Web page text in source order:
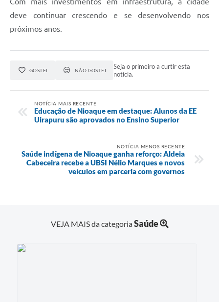
deve continuar crescendo e se desenvolvendo nos
próximos anos.
GOSTEI NÃO GOSTEI
Seja o primeiro a curtir esta
notícia.
NOTÍCIA MAIS RECENTE
Educação de Nioaque em destaque: Alunos da EE
Uirapuru são aprovados no Ensino Superior
NOTÍCIA MENOS RECENTE
Saúde indígena de Nioaque ganha reforço: Aldeia
Cabeceira recebe a UBSI Nélio Marques e novos
veículos em parceria com governos
VEJA MAIS da categoriaSaúde